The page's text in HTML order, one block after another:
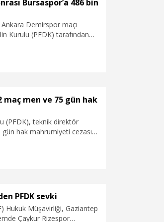
Bursaspor’a 486 bin
Demirspor maçı
Kurulu (PFDK) tarafından
maç men ve 75 gün hak
(PFDK), teknik direktör
hak mahrumiyeti cezası
PFDK sevki
Hukuk Müşavirliği, Gaziantep
Çaykur Rizespor